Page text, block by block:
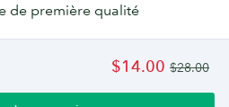
de première qualité
$14.00 $28.00